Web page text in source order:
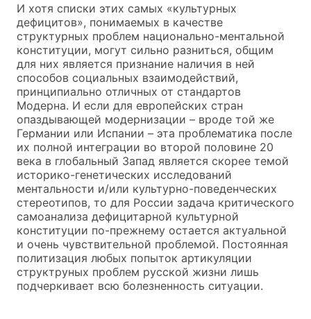
И хотя списки этих самых «культурных
дефицитов», понимаемых в качестве
структурных проблем национально-ментальной
конституции, могут сильно разниться, общим
для них является признание наличия в ней
способов социальных взаимодействий,
принципиально отличных от стандартов
Модерна. И если для европейских стран
опаздывающей модернизации – вроде той же
Германии или Испании – эта проблематика после
их полной интеграции во второй половине 20
века в глобальный Запад является скорее темой
историко-генетических исследований
ментальности и/или культурно-поведенческих
стереотипов, то для России задача критического
самоанализа дефицитарной культурной
конституции по-прежнему остается актуальной
и очень чувствительной проблемой. Постоянная
политизация любых попыток артикуляции
структруных проблем русской жизни лишь
подчеркивает всю болезненность ситуации.